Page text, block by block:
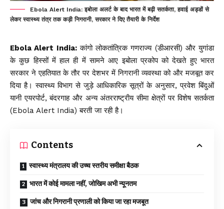
Ebola Alert India: इबोला अलर्ट के बाद भारत में बढ़ी सतर्कता, हवाई अड्डों से
लेकर स्वास्थ्य तंत्र तक कड़ी निगरानी, सरकार ने दिए तैयारी के निर्देश
Ebola Alert India:कांगो लोकतांत्रिक गणराज्य (डीआरसी) और युगांडा
के कुछ हिस्सों में हाल ही में सामने आएइबोलाप्रकोप को देखते हुए भारत
सरकार ने एहतियात के तौर पर देशभर में निगरानी व्यवस्था को और मजबूत कर
दिया है। स्वास्थ्य विभाग से जुड़े आधिकारिक सूत्रों के अनुसार, प्रवेश बिंदुओं
यानी एयरपोर्ट, बंदरगाह और अन्य अंतरराष्ट्रीय सीमा क्षेत्रों पर विशेष सतर्कता
(Ebola Alert India) बरती जा रही है।
Contents
स्वास्थ्य मंत्रालय की उच्च स्तरीय समीक्षा बैठक
भारत में कोई मामला नहीं, जोखिम अभी न्यूनतम
जांच और निगरानी प्रणाली को किया जा रहा मजबूत